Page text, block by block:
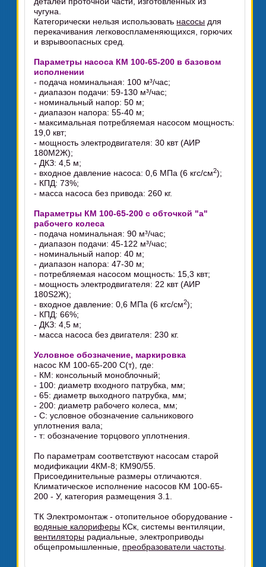
чугуна.
Категорически нельзя использовать насосы для
перекачивания легковоспламеняющихся, горючих
и взрывоопасных сред.
Параметры насоса КМ 100-65-200 в базовом
исполнении
- подача номинальная: 100 м³/час;
- диапазон подачи: 59-130 м³/час;
- номинальный напор: 50 м;
- диапазон напора: 55-40 м;
- максимальная потребляемая насосом мощность:
19,0 квт;
- мощность электродвигателя: 30 квт (АИР
180М2Ж);
- ДКЗ: 4,5 м;
- входное давление насоса: 0,6 МПа (6 кгс/см2);
- КПД: 73%;
- масса насоса без привода: 260 кг.
Параметры КМ 100-65-200 с обточкой "а"
рабочего колеса
- подача номинальная: 90 м³/час;
- диапазон подачи: 45-122 м³/час;
- номинальный напор: 40 м;
- диапазон напора: 47-30 м;
- потребляемая насосом мощность: 15,3 квт;
- мощность электродвигателя: 22 квт (АИР
180S2Ж);
- входное давление: 0,6 МПа (6 кгс/см2);
- КПД: 66%;
- ДКЗ: 4,5 м;
- масса насоса без двигателя: 230 кг.
Условное обозначение, маркировка
насос КМ 100-65-200 С(т), где:
- КМ: консольный моноблочный;
- 100: диаметр входного патрубка, мм;
- 65: диаметр выходного патрубка, мм;
- 200: диаметр рабочего колеса, мм;
- С: условное обозначение сальникового
уплотнения вала;
- т: обозначение торцового уплотнения.
По параметрам соответствуют насосам старой
модификации 4КМ-8; КМ90/55.
Присоединительные размеры отличаются.
Климатическое исполнение насосов КМ 100-65-
200 - У, категория размещения 3.1.
ТК Электромонтаж - отопительное оборудование -
водяные калориферы КСк, системы вентиляции,
вентиляторы радиальные, электроприводы
общепромышленные, преобразователи частоты